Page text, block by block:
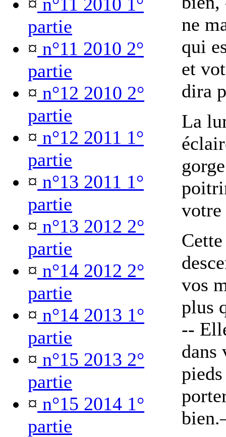
partie
¤ n°11 2010 2°
partie
¤ n°12 2010 2°
partie
¤ n°12 2011 1°
partie
¤ n°13 2011 1°
partie
¤ n°13 2012 2°
partie
¤ n°14 2012 2°
partie
¤ n°14 2013 1°
partie
¤ n°15 2013 2°
partie
¤ n°15 2014 1°
partie
ne
qui
et
dira
La
votre
vos
plus
--
dans